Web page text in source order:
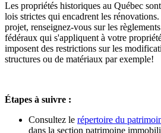
Les propriétés historiques au Québec
lois strictes qui encadrent les
projet, renseignez-vous sur les
fédéraux qui s'appliquent à votre
imposent des restrictions sur les
structures ou de matériaux par exemple!
Étapes à suivre :
Consultez le répertoire du
dans la section patrimoine